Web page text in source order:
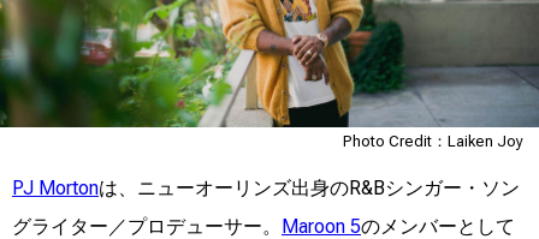
Photo Credit：Laiken Joy
PJ Mortonは、ニューオーリンズ出身のR&Bシンガー・ソン
グライター／プロデューサー。 Maroon 5のメンバーとして